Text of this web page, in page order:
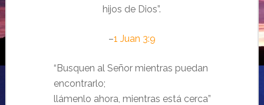
hijos de Dios”.
–1 Juan 3:9
“Busquen al Señor mientras puedan
encontrarlo;
llámenlo ahora, mientras está cerca”